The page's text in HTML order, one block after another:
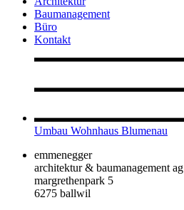
Baumanagement
Büro
Kontakt
Umbau Wohnhaus Blumenau
emmenegger
architektur & baumanagement ag
margrethenpark 5
6275 ballwil